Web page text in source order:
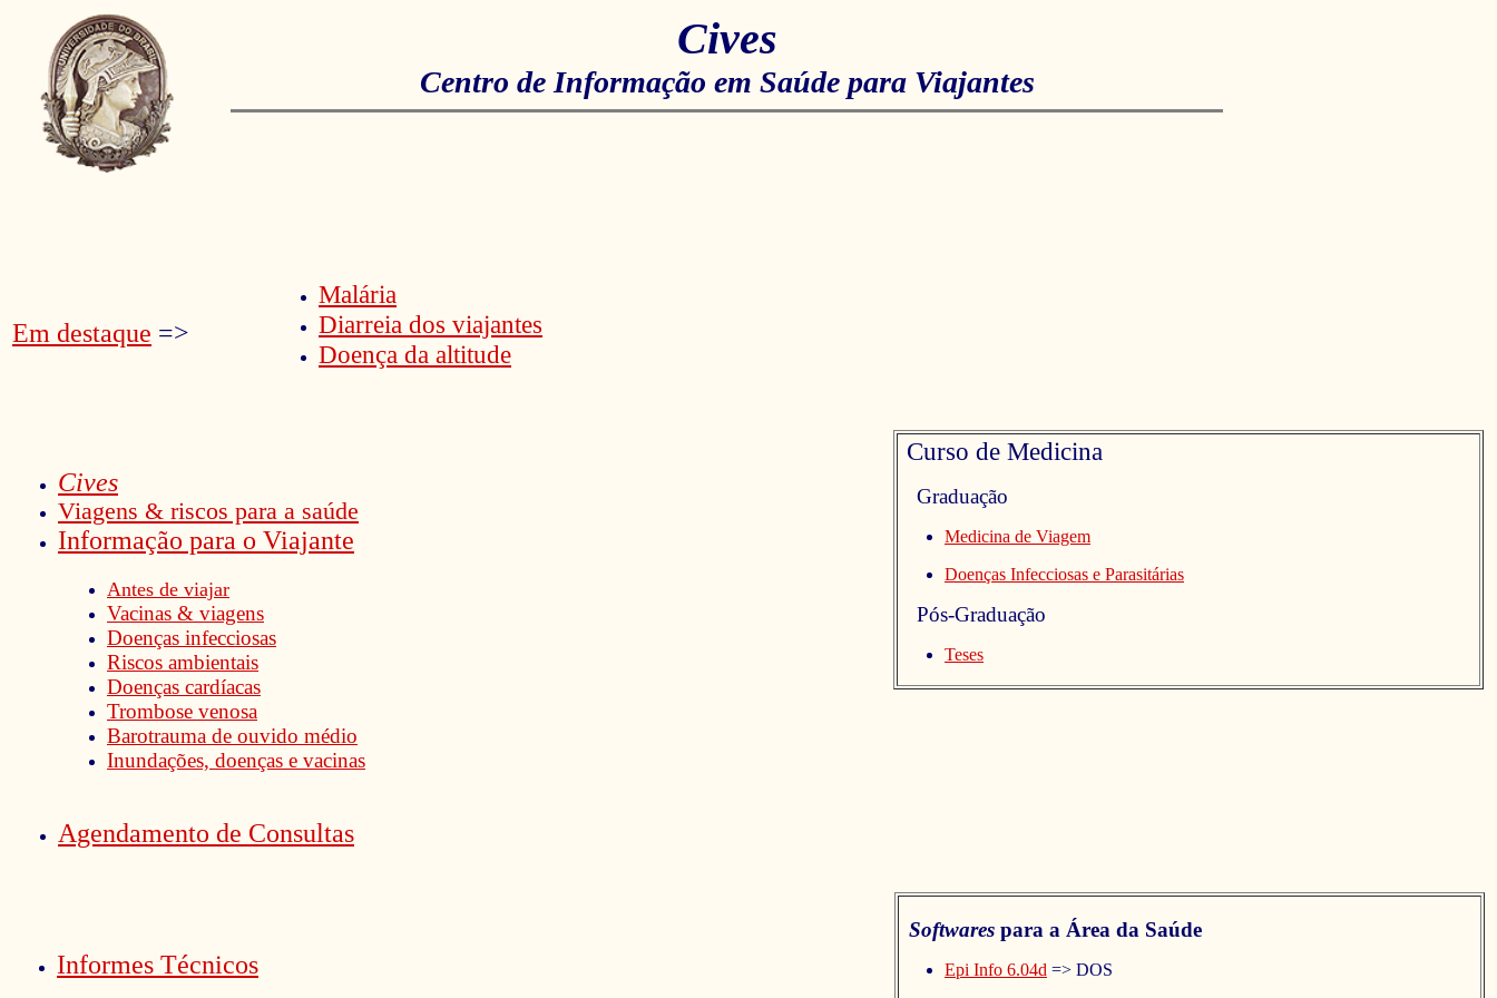
Cives
Centro de Informação em Saúde para Viajantes
Em destaque =>
Malária
Diarreia dos viajantes
Doença da altitude
Cives
Viagens & riscos para a saúde
Informação para o Viajante
Antes de viajar
Vacinas & viagens
Doenças infecciosas
Riscos ambientais
Doenças cardí­acas
Trombose venosa
Barotrauma de ouvido médio
Inundações, doenças e vacinas
Agendamento de Consultas
Curso de Medicina
Graduação
Medicina de Viagem
Doenças Infecciosas e Parasitárias
Pós-Graduação
Teses
Informes Técnicos
Softwares para a Área da Saúde
Epi Info 6.04d => DOS